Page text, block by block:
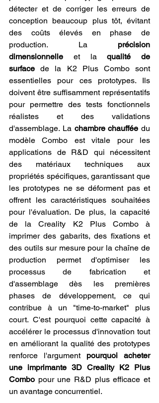
détecter et de corriger les erreurs de
conception beaucoup plus tôt, évitant
des coûts élevés en phase de
production. La précision
dimensionnelle et la qualité de
surface de la K2 Plus Combo sont
essentielles pour ces prototypes. Ils
doivent être suffisamment représentatifs
pour permettre des tests fonctionnels
réalistes et des validations
d'assemblage. La chambre chauffée du
modèle Combo est vitale pour les
applications de R&D qui nécessitent
des matériaux techniques aux
propriétés spécifiques, garantissant que
les prototypes ne se déforment pas et
offrent les caractéristiques souhaitées
pour l'évaluation. De plus, la capacité
de la Creality K2 Plus Combo à
imprimer des gabarits, des fixations et
des outils sur mesure pour la chaîne de
production permet d'optimiser les
processus de fabrication et
d'assemblage dès les premières
phases de développement, ce qui
contribue à un "time-to-market" plus
court. C'est pourquoi cette capacité à
accélérer le processus d'innovation tout
en améliorant la qualité des prototypes
renforce l'argument pourquoi acheter
une imprimante 3D Creality K2 Plus
Combo pour une R&D plus efficace et
un avantage concurrentiel.